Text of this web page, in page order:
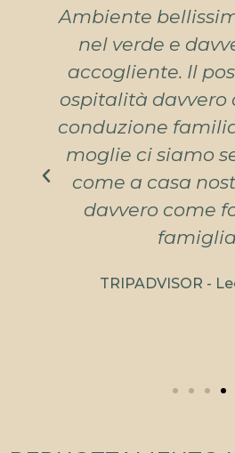
Posizione
montagna e mare
sorge in mezzo
stanza
gentilissimo in
Saverio (nuovo
struttura) Un
particolare alla
vini: eccellenti!! Ci
che